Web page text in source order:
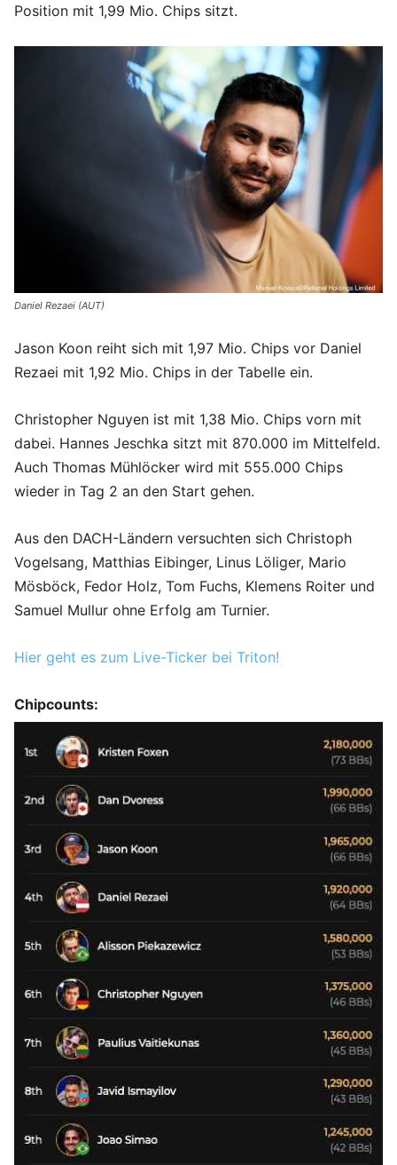
Position mit 1,99 Mio. Chips sitzt.
Daniel Rezaei (AUT)
Jason Koon reiht sich mit 1,97 Mio. Chips vor Daniel
Rezaei mit 1,92 Mio. Chips in der Tabelle ein.
Christopher Nguyen ist mit 1,38 Mio. Chips vorn mit
dabei. Hannes Jeschka sitzt mit 870.000 im Mittelfeld.
Auch Thomas Mühlöcker wird mit 555.000 Chips
wieder in Tag 2 an den Start gehen.
Aus den DACH-Ländern versuchten sich Christoph
Vogelsang, Matthias Eibinger, Linus Löliger, Mario
Mösböck, Fedor Holz, Tom Fuchs, Klemens Roiter und
Samuel Mullur ohne Erfolg am Turnier.
Hier geht es zum Live-Ticker bei Triton!
Chipcounts: